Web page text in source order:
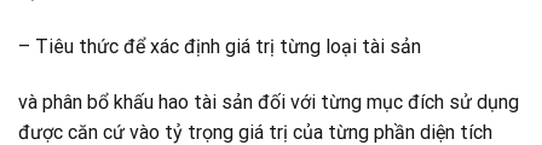
– Tiêu thức để xác định giá trị từng loại tài sản
và phân bổ khấu hao tài sản đối với từng mục đích sử dụng
được căn cứ vào tỷ trọng giá trị của từng phần diện tích